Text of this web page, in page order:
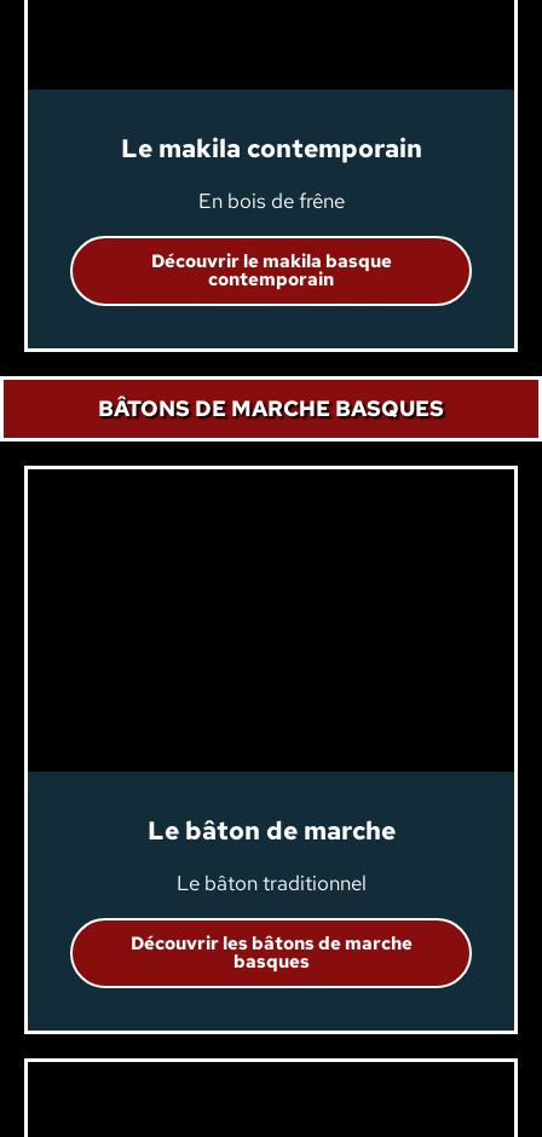
Le makila contemporain
En bois de frêne
Découvrir le makila basque
contemporain
BÂTONS DE MARCHE BASQUES
Le bâton de marche
Le bâton traditionnel
Découvrir les bâtons de marche
basques